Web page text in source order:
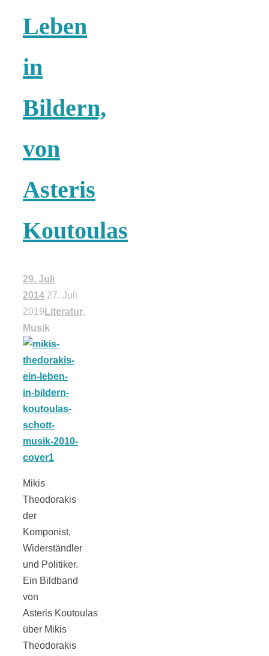
Leben
in
Bildern,
von
Asteris
Koutoulas
29. Juli
2014 27. Juli
2019 Literatur,
Musik
Mikis
Theodorakis
der
Komponist,
Widerständler
und Politiker.
Ein Bildband
von
Asteris Koutoulas
über Mikis
Theodorakis